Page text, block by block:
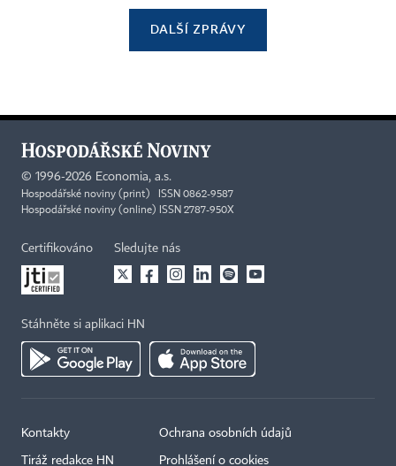
DALŠÍ ZPRÁVY
© 1996-2026 Economia, a.s.
Hospodářské noviny (print) ISSN 0862-9587
Hospodářské noviny (online) ISSN 2787-950X
Certifikováno Sledujte nás
Stáhněte si aplikaci HN
Kontakty
Tiráž redakce HN
Ochrana osobních údajů
Prohlášení o cookies